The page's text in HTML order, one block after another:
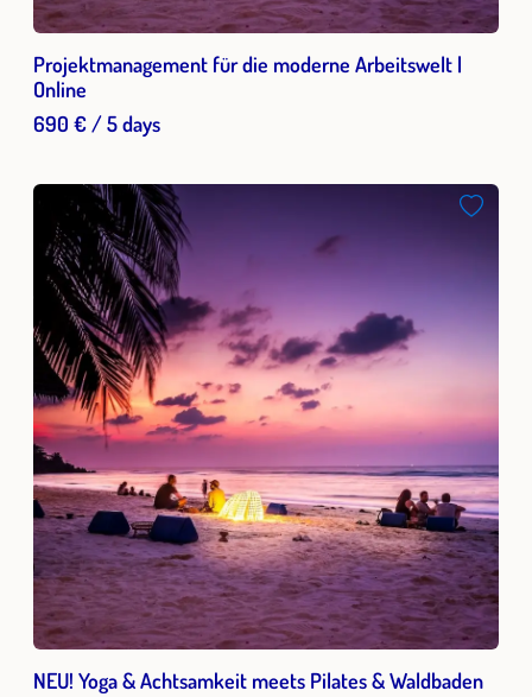
Projektmanagement für die moderne Arbeitswelt |
Online
690 € / 5 days
NEU! Yoga & Achtsamkeit meets Pilates & Waldbaden